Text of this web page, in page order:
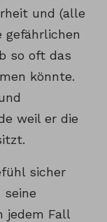
und (alle
gefährlichen
so oft das
könnte.
weil er die
sicher
jedem Fall